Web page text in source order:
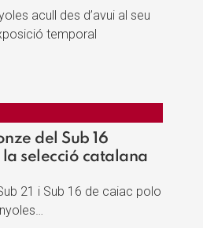
acull des d’avui al seu
temporal
del Sub 16
selecció catalana
21 i Sub 16 de caiac polo